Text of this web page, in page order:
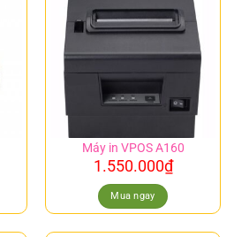
Máy in VPOS A160
1.550.000₫
Mua ngay